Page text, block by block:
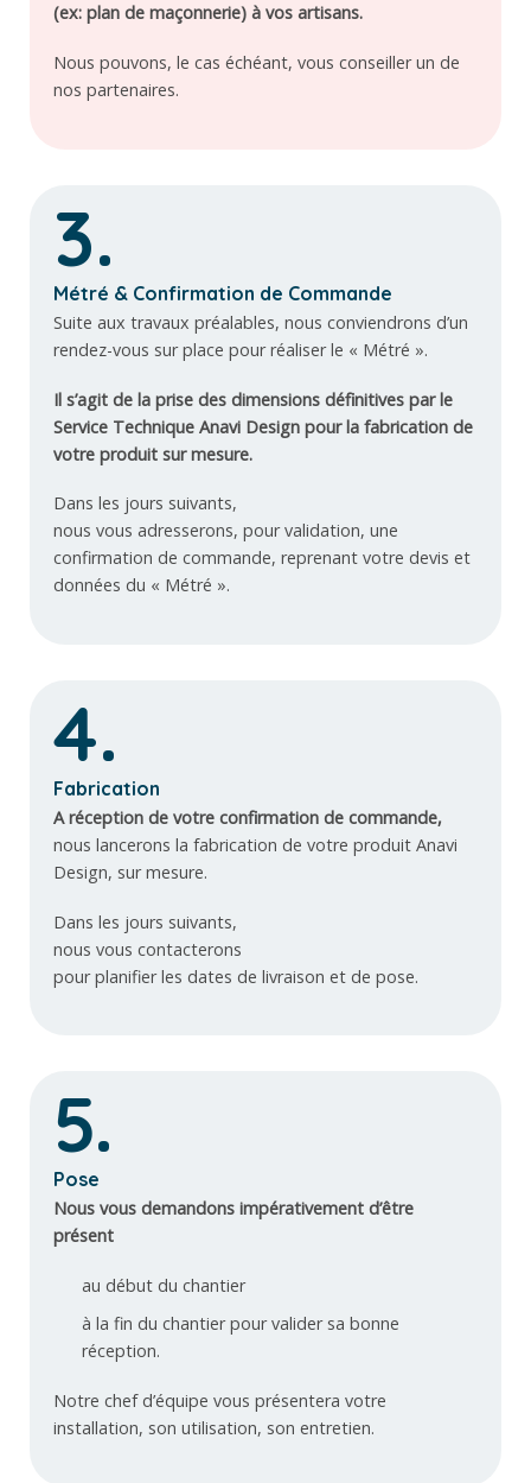
(ex: plan de maçonnerie) à vos artisans.
Nous pouvons, le cas échéant, vous conseiller un de
nos partenaires.
3.
Métré & Confirmation de Commande
Suite aux travaux préalables, nous conviendrons d’un
rendez-vous sur place pour réaliser le « Métré ».
Il s’agit de la prise des dimensions définitives par le
Service Technique Anavi Design pour la fabrication de
votre produit sur mesure.
Dans les jours suivants,
nous vous adresserons, pour validation, une
confirmation de commande, reprenant votre devis et
données du « Métré ».
4.
Fabrication
A réception de votre confirmation de commande,
nous lancerons la fabrication de votre produit Anavi
Design, sur mesure.
Dans les jours suivants,
nous vous contacterons
pour planifier les dates de livraison et de pose.
5.
Pose
Nous vous demandons impérativement d’être
présent
au début du chantier
à la fin du chantier pour valider sa bonne
réception.
Notre chef d’équipe vous présentera votre
installation, son utilisation, son entretien.